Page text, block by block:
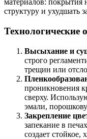
материалов: покрытия
структуру и ухудшать
Технологические
Высыхание и
строго
трещин или
проникновения
сверху.
эмали,
Закрепление
запекание в
создает стойкое,